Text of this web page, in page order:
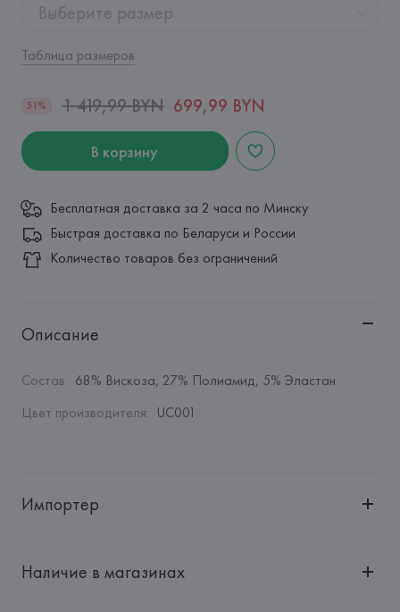
Выберите размер
Таблица размеров
51% 1 419,99 BYN 699,99 BYN
В корзину
Бесплатная доставка за 2 часа по Минску
Быстрая доставка по Беларуси и России
Количество товаров без ограничений
Описание
Состав: 68% Вискоза, 27% Полиамид, 5% Эластан
Цвет производителя: UC001
Импортер
"Авикойл Интернешнл"
Наличие в магазинах